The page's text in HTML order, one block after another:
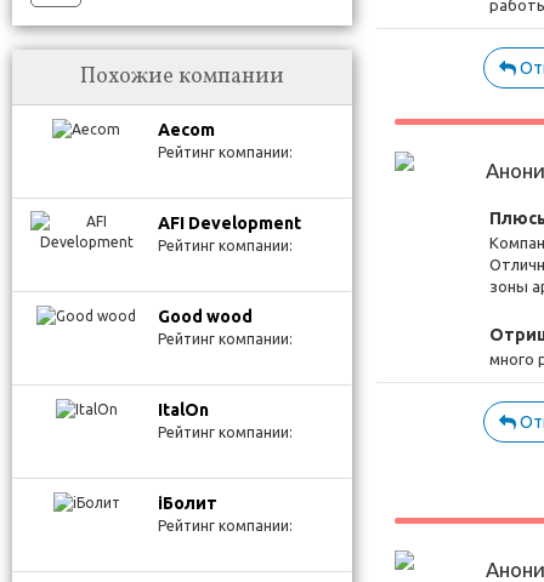
Похожие компании
Aecom
Рейтинг компании:
AFI Development
Рейтинг компании:
Good wood
Рейтинг компании:
ItalOn
Рейтинг компании:
iБолит
Рейтинг компании:
зоны
много